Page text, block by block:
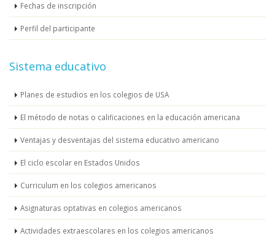
Fechas de inscripción
Perfil del participante
Sistema educativo
Planes de estudios en los colegios de USA
El método de notas o calificaciones en la educación americana
Ventajas y desventajas del sistema educativo americano
El ciclo escolar en Estados Unidos
Curriculum en los colegios americanos
Asignaturas optativas en colegios americanos
Actividades extraescolares en los colegios americanos